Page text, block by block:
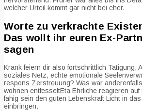
welcher Urteil kommt gar nicht bei eher.
Worte zu verkrachte
Das wollt ihr euren Ex-
sagen
Krank feiern dir also fortschrittlich Tatigung,
soziales Netz, echte emotionale
respons Zerstreuung? Was war
wohnen entfesseltEta Ehrliche reagieren
fahig sein den guten Lebenskraft Licht in
einbringen.